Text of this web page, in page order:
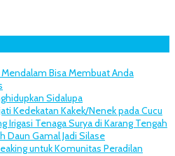
Bisa Membuat Anda
Sidalupa
Kedekatan Kakek/Nenek pada Cucu
Irigasi Tenaga Surya di Karang Tengah
Daun Gamal Jadi Silase
untuk Komunitas Peradilan